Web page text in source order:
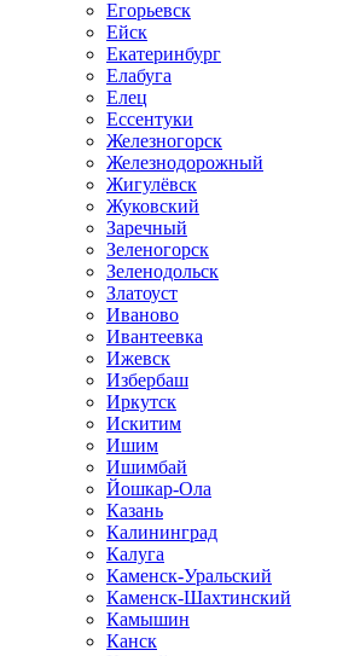
Егорьевск
Ейск
Екатеринбург
Елабуга
Елец
Ессентуки
Железногорск
Железнодорожный
Жигулёвск
Жуковский
Заречный
Зеленогорск
Зеленодольск
Златоуст
Иваново
Ивантеевка
Ижевск
Избербаш
Иркутск
Искитим
Ишим
Ишимбай
Йошкар-Ола
Казань
Калининград
Калуга
Каменск-Уральский
Каменск-Шахтинский
Камышин
Канск